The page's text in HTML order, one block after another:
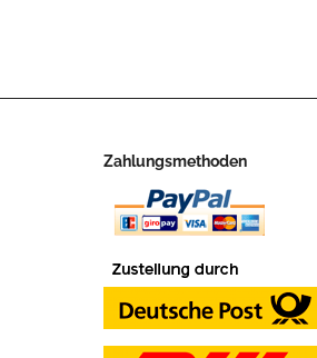
Zahlungsmethoden